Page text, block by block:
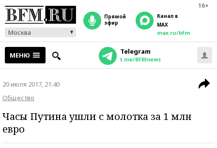
16+
Москва
прямой
эфир
Канал в
MAX
max.ru/bfm
МЕНЮ Telegram
t.me/BFMnews
20 июля 2017, 21:40
Общество
Часы Путина ушли с молотка за 1 млн
евро